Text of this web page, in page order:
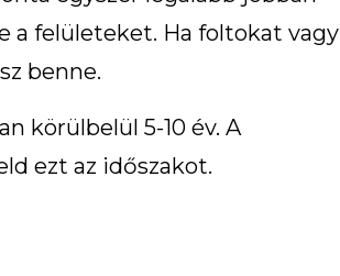
a felületeket. Ha foltokat vagy
benne.
körülbelül 5-10 év. A
ezt az időszakot.